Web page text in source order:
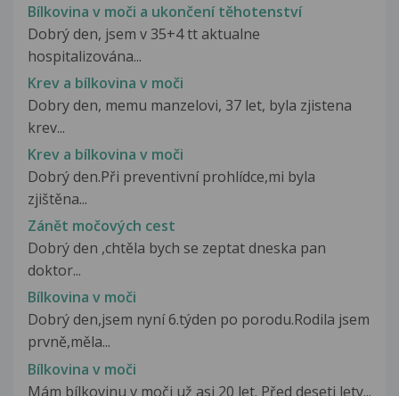
Bílkovina v moči a ukončení těhotenství
Dobrý den, jsem v 35+4 tt aktualne
hospitalizována...
Krev a bílkovina v moči
Dobry den, memu manzelovi, 37 let, byla zjistena
krev...
Krev a bílkovina v moči
Dobrý den.Při preventivní prohlídce,mi byla
zjištěna...
Zánět močových cest
Dobrý den ,chtěla bych se zeptat dneska pan
doktor...
Bílkovina v moči
Dobrý den,jsem nyní 6.týden po porodu.Rodila jsem
prvně,měla...
Bílkovina v moči
Mám bílkovinu v moči už asi 20 let. Před deseti lety...